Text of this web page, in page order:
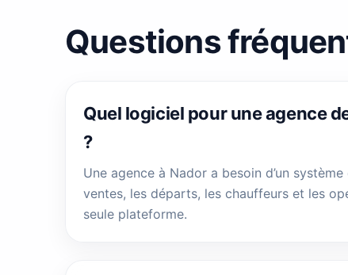
Questions
Quel logiciel pour une agence
?
Une agence à Nador a besoin d’un
ventes, les départs, les chauffeurs et les
seule plateforme.